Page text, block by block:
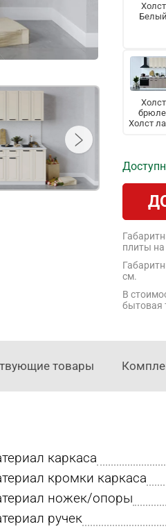
Холст
Белый
Холст
Холст
плиты на
см.
В
бытовая
товары
каркаса
кромки каркаса
ножек/опоры
ручек